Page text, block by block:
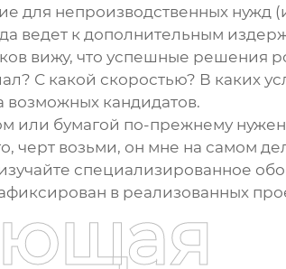
для непроизводственных нужд
ведет к дополнительным
вижу, что успешные решения
С какой скоростью? В каких
возможных кандидатов.
или бумагой по-прежнему
черт возьми, он мне на самом
специализированное
в реализованных